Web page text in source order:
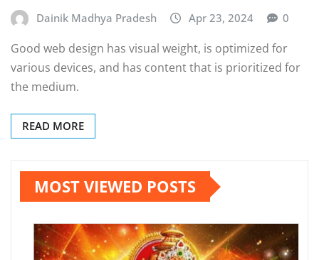
Dainik Madhya Pradesh Apr 23, 2024 0
Good web design has visual weight, is optimized for
various devices, and has content that is prioritized for
the medium.
READ MORE
MOST VIEWED POSTS